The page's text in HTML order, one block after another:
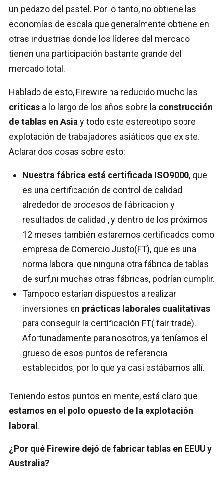
un pedazo del pastel. Por lo tanto, no obtiene las
economías de escala que generalmente obtiene en
otras industrias donde los líderes del mercado
tienen una participación bastante grande del
mercado total.
Hablado de esto, Firewire ha reducido mucho las
criticas a lo largo de los años sobre la construcción
de tablas en Asia y todo este estereotipo sobre
explotación de trabajadores asiáticos que existe.
Aclarar dos cosas sobre esto:
Nuestra fábrica está certificada ISO9000, que
es una certificación de control de calidad
alrededor de procesos de fábricacion y
resultados de calidad , y dentro de los próximos
12 meses también estaremos certificados como
empresa de Comercio Justo(FT), que es una
norma laboral que ninguna otra fábrica de tablas
de surf,ni muchas otras fábricas, podrían cumplir.
Tampoco estarían dispuestos a realizar
inversiones en prácticas laborales cualitativas
para conseguir la certificación FT( fair trade).
Afortunadamente para nosotros, ya teníamos el
grueso de esos puntos de referencia
establecidos, por lo que ya casi estábamos allí.
Teniendo estos puntos en mente, está claro que
estamos en el polo opuesto de la explotación
laboral .
¿Por qué Firewire dejó de fabricar tablas en EEUU y
Australia?